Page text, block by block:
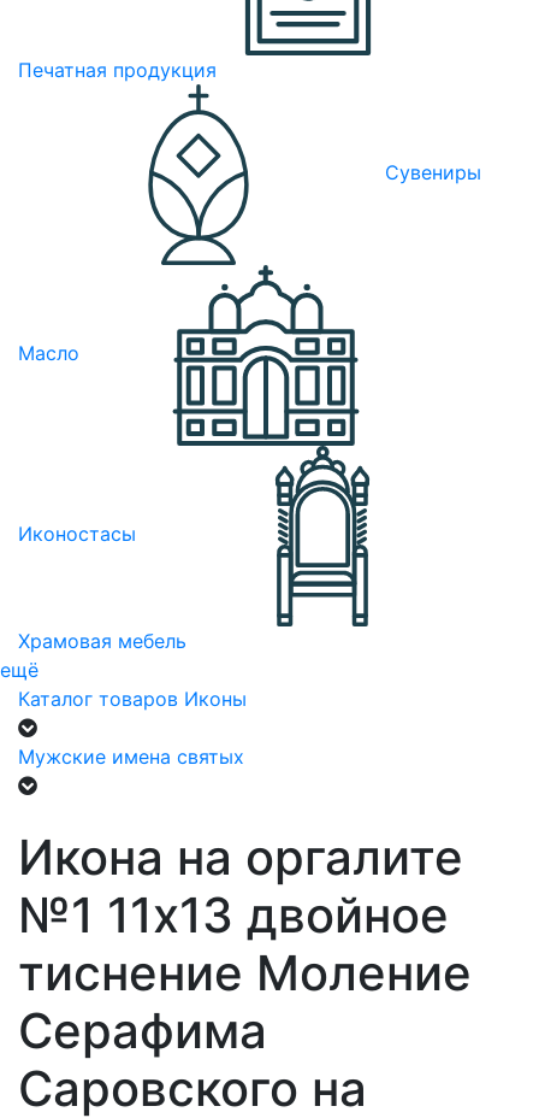
Печатная продукция
Сувениры
Масло
Иконостасы
Храмовая мебель
ещё
Каталог товаров Иконы
Мужские имена святых
Икона на оргалите
№1 11х13 двойное
тиснение Моление
Серафима
Саровского на